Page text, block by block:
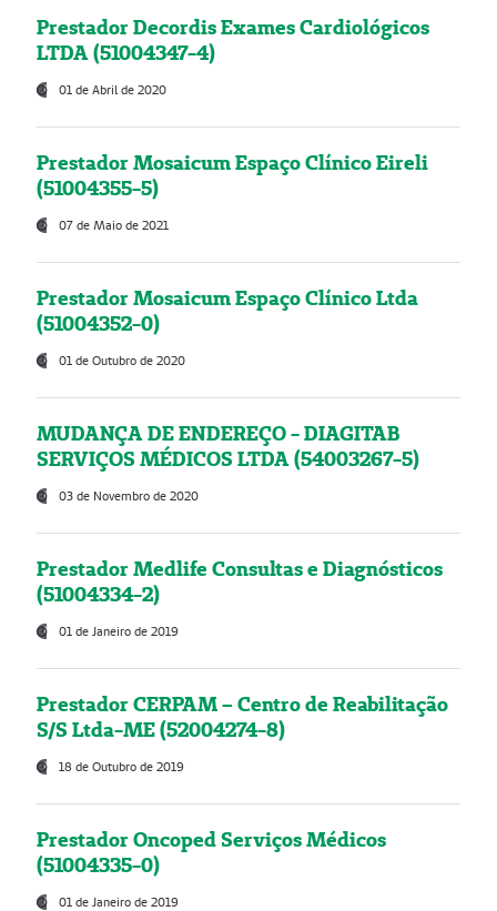
Prestador Decordis Exames Cardiológicos
LTDA (51004347-4)
01 de Abril de 2020
Prestador Mosaicum Espaço Clínico Eireli
(51004355-5)
07 de Maio de 2021
Prestador Mosaicum Espaço Clínico Ltda
(51004352-0)
01 de Outubro de 2020
MUDANÇA DE ENDEREÇO - DIAGITAB
SERVIÇOS MÉDICOS LTDA (54003267-5)
03 de Novembro de 2020
Prestador Medlife Consultas e Diagnósticos
(51004334-2)
01 de Janeiro de 2019
Prestador CERPAM – Centro de Reabilitação
S/S Ltda-ME (52004274-8)
18 de Outubro de 2019
Prestador Oncoped Serviços Médicos
(51004335-0)
01 de Janeiro de 2019